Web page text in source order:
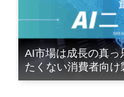
AI市場は成長の真っ
たくない消費者向け